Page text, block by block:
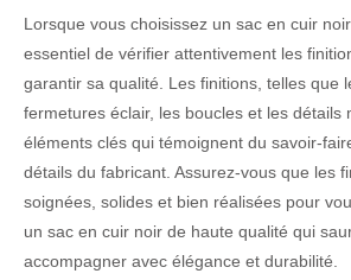
Lorsque vous choisissez un sac en cuir
essentiel de vérifier attentivement les
garantir sa qualité. Les finitions, telles que
fermetures éclair, les boucles et les détails
éléments clés qui témoignent du savoir-
détails du fabricant. Assurez-vous que les
soignées, solides et bien réalisées pour
un sac en cuir noir de haute qualité qui
accompagner avec élégance et durabilité.